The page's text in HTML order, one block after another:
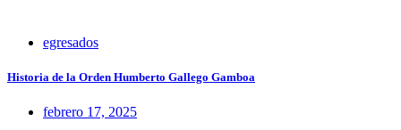
egresados
Historia de la Orden Humberto Gallego Gamboa
febrero 17, 2025